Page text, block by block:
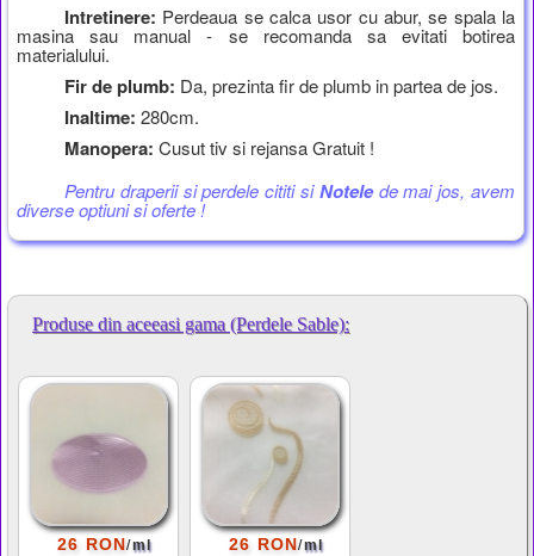
Intretinere: Perdeaua se calca usor cu abur, se spala la
masina sau manual - se recomanda sa evitati botirea
materialului.
Fir de plumb: Da, prezinta fir de plumb in partea de jos.
Inaltime: 280cm.
Manopera: Cusut tiv si rejansa Gratuit !
Pentru draperii si perdele cititi siNotelede mai jos, avem
diverse optiuni si oferte !
Produse din aceeasi gama (Perdele Sable):
26 RON/ml 26 RON/ml